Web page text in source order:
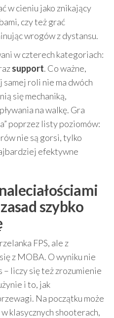
w cieniu jako znikający
czy też grać
wrogów z dystansu.
w czterech kategoriach:
support. Co ważne,
roli nie ma dwóch
się mechaniką,
na walkę. Gra
poprzez listy poziomów:
nie są gorsi, tylko
efektywne
szybko
FPS, ale z
z MOBA. O wyniku nie
– liczy się też zrozumienie
i to, jak
Na początku może
klasycznych shooterach,